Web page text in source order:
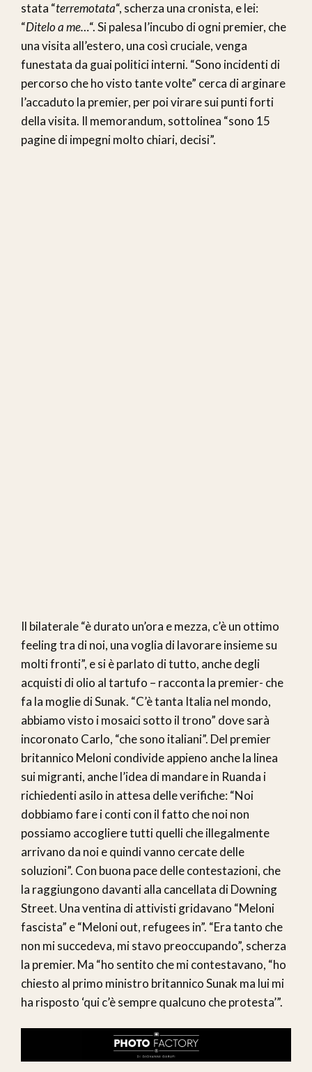
stata “terremotata“, scherza una cronista, e lei:
“Ditelo a me…“. Si palesa l’incubo di ogni premier, che
una visita all’estero, una così cruciale, venga
funestata da guai politici interni. “Sono incidenti di
percorso che ho visto tante volte” cerca di arginare
l’accaduto la premier, per poi virare sui punti forti
della visita. Il memorandum, sottolinea “sono 15
pagine di impegni molto chiari, decisi”.
Il bilaterale “è durato un’ora e mezza, c’è un ottimo
feeling tra di noi, una voglia di lavorare insieme su
molti fronti”, e si è parlato di tutto, anche degli
acquisti di olio al tartufo – racconta la premier- che
fa la moglie di Sunak. “C’è tanta Italia nel mondo,
abbiamo visto i mosaici sotto il trono” dove sarà
incoronato Carlo, “che sono italiani”. Del premier
britannico Meloni condivide appieno anche la linea
sui migranti, anche l’idea di mandare in Ruanda i
richiedenti asilo in attesa delle verifiche: “Noi
dobbiamo fare i conti con il fatto che noi non
possiamo accogliere tutti quelli che illegalmente
arrivano da noi e quindi vanno cercate delle
soluzioni”. Con buona pace delle contestazioni, che
la raggiungono davanti alla cancellata di Downing
Street. Una ventina di attivisti gridavano “Meloni
fascista” e “Meloni out, refugees in”. “Era tanto che
non mi succedeva, mi stavo preoccupando”, scherza
la premier. Ma “ho sentito che mi contestavano, “ho
chiesto al primo ministro britannico Sunak ma lui mi
ha risposto ‘qui c’è sempre qualcuno che protesta’”.